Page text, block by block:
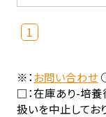
1
※：お問い合わせ
□：在庫あり-培養
扱いを中止してお